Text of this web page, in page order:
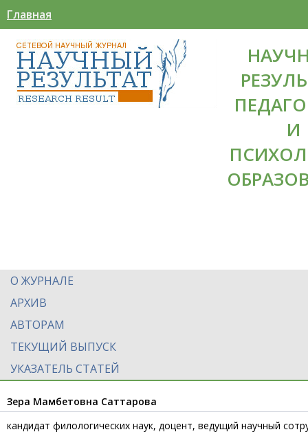
Главная
И
О ЖУРНАЛЕ
АРХИВ
АВТОРАМ
ТЕКУЩИЙ ВЫПУСК
УКАЗАТЕЛЬ СТАТЕЙ
Зера Мамбетовна Саттарова
кандидат филологических наук, доцент, ведущий научный